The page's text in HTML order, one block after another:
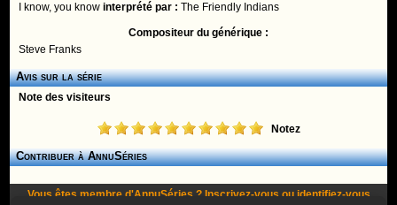
I know, you knowinterprété par : The Friendly Indians
Compositeur du générique :
Steve Franks
Avis sur la série
Note des visiteurs
Notez
Contribuer à AnnuSéries
Vous êtes membre d'AnnuSéries ? Inscrivez-vous ou identifiez-vous